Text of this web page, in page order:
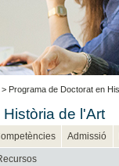
> Programa de Doctorat en
de l'Art
Admissió